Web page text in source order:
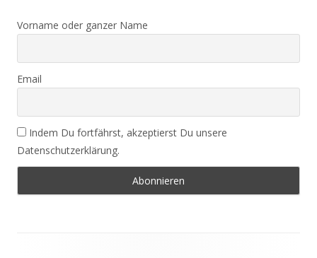
Vorname oder ganzer Name
Email
Indem Du fortfährst, akzeptierst Du unsere
Datenschutzerklärung.